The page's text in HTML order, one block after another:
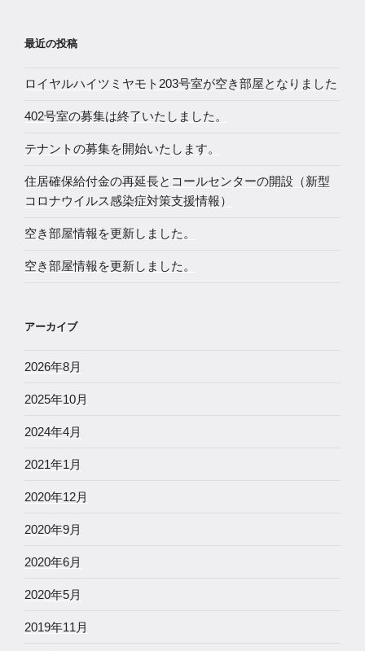
最近の投稿
ロイヤルハイツミヤモト203号室が空き部屋となりました
402号室の募集は終了いたしました。
テナントの募集を開始いたします。
住居確保給付金の再延長とコールセンターの開設（新型
コロナウイルス感染症対策支援情報）
空き部屋情報を更新しました。
空き部屋情報を更新しました。
アーカイブ
2026年8月
2025年10月
2024年4月
2021年1月
2020年12月
2020年9月
2020年6月
2020年5月
2019年11月